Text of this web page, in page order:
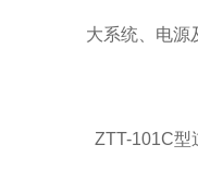
大系统、电源
ZTT-101C型